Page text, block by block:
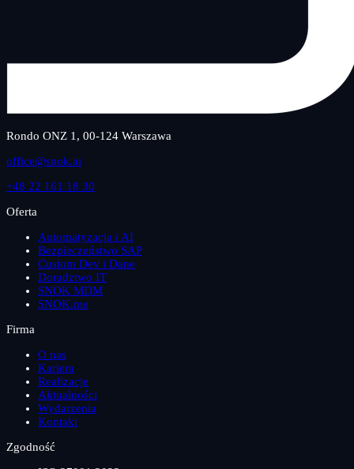
Rondo ONZ 1, 00-124 Warszawa
office@snok.ai
+48 22 161 18 30
Oferta
Automatyzacja i AI
Bezpieczeństwo SAP
Custom Dev i Dane
Doradztwo IT
SNOK MDM
SNOK.me
Firma
O nas
Kariera
Realizacje
Aktualności
Wydarzenia
Kontakt
Zgodność